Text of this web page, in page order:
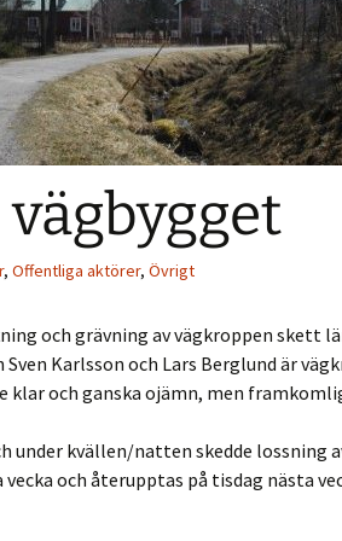
Nytt från 2021
notiser
LBR
Bygdebolag AB Var med och köp
Prästgården
Holmömodellen
presentation
Väderstatistik
Årliga evenemang
Holmötorget
Båtmuseets vänner
Holmöns
Postroddsförening
Holmön Byamäns
Samfällighetsförening
Holmögadds
Intresseförening
, Offentliga aktörer, Övrigt
och grävning av vägkroppen skett
Sven Karlsson och Lars Berglund är
klar och ganska ojämn, men
under kvällen/natten skedde lossning
och återupptas på tisdag nästa